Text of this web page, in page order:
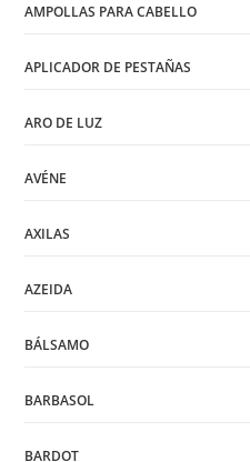
AMPOLLAS PARA CABELLO
APLICADOR DE PESTAÑAS
ARO DE LUZ
AVÉNE
AXILAS
AZEIDA
BÁLSAMO
BARBASOL
BARDOT